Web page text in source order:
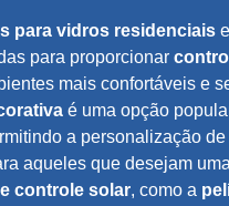
para vidros residenciais e
para proporcionar
mais confortáveis e
é uma opção
a personalização
aqueles que desejam
controle solar, como a